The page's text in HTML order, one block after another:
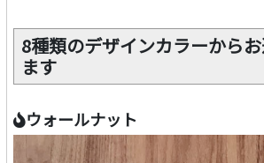
8種類のデザインカラーから
ます
ウォールナット